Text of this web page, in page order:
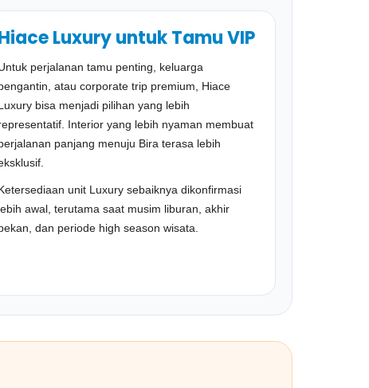
Luxury untuk Tamu VIP
perjalanan tamu penting, keluarga
atau corporate trip premium, Hiace
bisa menjadi pilihan yang lebih
Interior yang lebih nyaman membuat
panjang menuju Bira terasa lebih
unit Luxury sebaiknya dikonfirmasi
awal, terutama saat musim liburan, akhir
dan periode high season wisata.